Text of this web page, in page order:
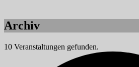
Archiv
10 Veranstaltungen gefunden.